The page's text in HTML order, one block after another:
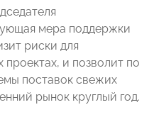
мера поддержки
риски для
проектах, и позволит по
поставок свежих
рынок круглый год.